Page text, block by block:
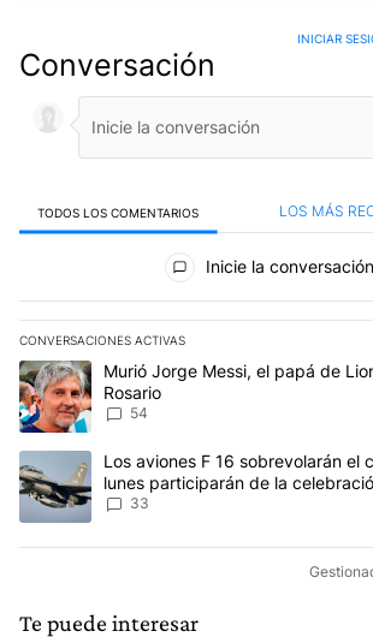
Conversación
INICIAR
TODOS LOS COMENTARIOS LOS MÁS
Todos los comentarios
Inicie la conversación
CONVERSACIONES ACTIVAS
Este listado muestra los artículos con más
Un artículo de tendencia con el título "Murió
Murió Jorge Messi, el papá de
Rosario
54
Un artículo de tendencia con el título "Los
Los aviones F 16 sobrevolarán el
lunes participarán de la
Aérea
33